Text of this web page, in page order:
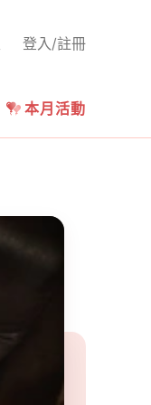
登入/註冊
本月活動